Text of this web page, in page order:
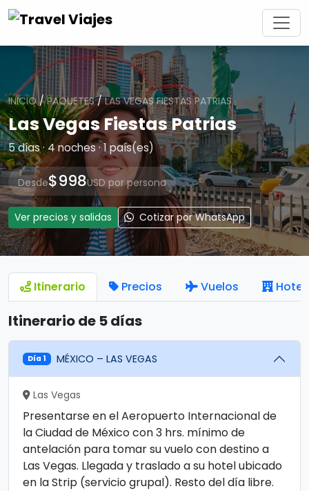
INICIO/PAQUETES/LAS VEGAS FIESTAS PATRIAS
Las Vegas Fiestas Patrias
5 días · 4 noches · 1 país(es)
Desde$998USD por persona
Ver precios y salidas Cotizar por WhatsApp
Itinerario Precios Vuelos
Itinerario de 5 días
Día 1 MÉXICO – LAS VEGAS
Las Vegas
Presentarse en el Aeropuerto Internacional de
la Ciudad de México con 3 hrs. mínimo de
antelación para tomar su vuelo con destino a
Las Vegas. Llegada y traslado a su hotel ubicado
en la Strip (servicio grupal). Resto del día libre.